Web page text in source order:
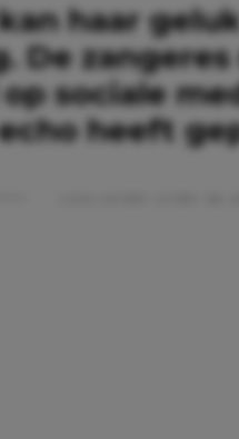
haar
De
sociale
heeft